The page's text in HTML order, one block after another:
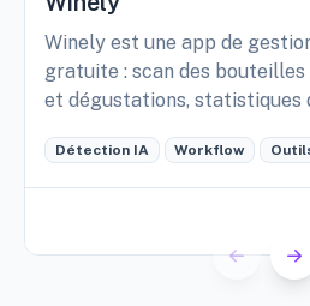
Winely est une app de
gratuite : scan des bouteilles
et dégustations, statistiques
Détection IA Workflow